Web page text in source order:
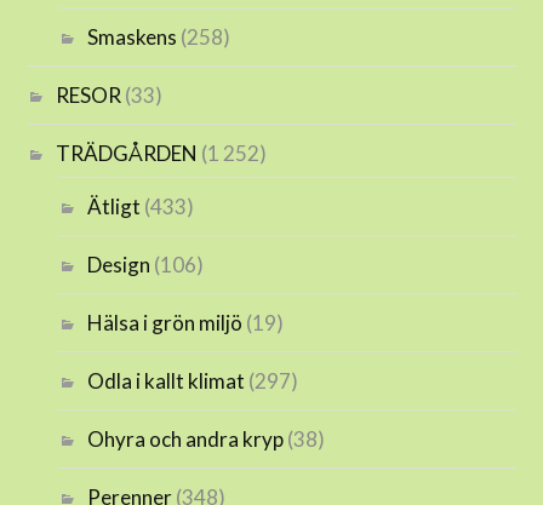
Smaskens (258)
RESOR (33)
TRÄDGÅRDEN (1 252)
Ätligt (433)
Design (106)
Hälsa i grön miljö (19)
Odla i kallt klimat (297)
Ohyra och andra kryp(38)
Perenner(348)